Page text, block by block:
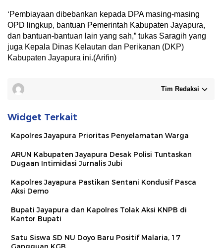
‘Pembiayaan dibebankan kepada DPA masing-masing
OPD lingkup, bantuan Pemerintah Kabupaten Jayapura,
dan bantuan-bantuan lain yang sah,” tukas Saragih yang
juga Kepala Dinas Kelautan dan Perikanan (DKP)
Kabupaten Jayapura ini.(Arifin)
Tim Redaksi
Widget Terkait
Kapolres Jayapura Prioritas Penyelamatan Warga
ARUN Kabupaten Jayapura Desak Polisi Tuntaskan
Dugaan Intimidasi Jurnalis Jubi
Kapolres Jayapura Pastikan Sentani Kondusif Pasca
Aksi Demo
Bupati Jayapura dan Kapolres Tolak Aksi KNPB di
Kantor Bupati
Satu Siswa SD NU Doyo Baru Positif Malaria, 17